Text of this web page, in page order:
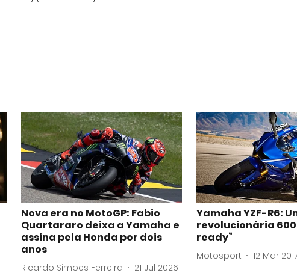
Nova era no MotoGP: Fabio
Quartararo deixa a Yamaha e
assina pela Honda por dois
anos
Ricardo Simões Ferreira 21 Jul 2026
Yamaha YZF-R6:
revolucionária 600
ready”
Motosport 12 Mar